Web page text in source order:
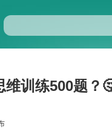
维训练500题？